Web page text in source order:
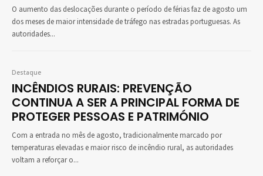
O aumento das deslocações durante o período de férias faz de agosto um
dos meses de maior intensidade de tráfego nas estradas portuguesas. As
autoridades...
Destaque
INCÊNDIOS RURAIS: PREVENÇÃO
CONTINUA A SER A PRINCIPAL FORMA DE
PROTEGER PESSOAS E PATRIMÓNIO
Com a entrada no mês de agosto, tradicionalmente marcado por
temperaturas elevadas e maior risco de incêndio rural, as autoridades
voltam a reforçar o...